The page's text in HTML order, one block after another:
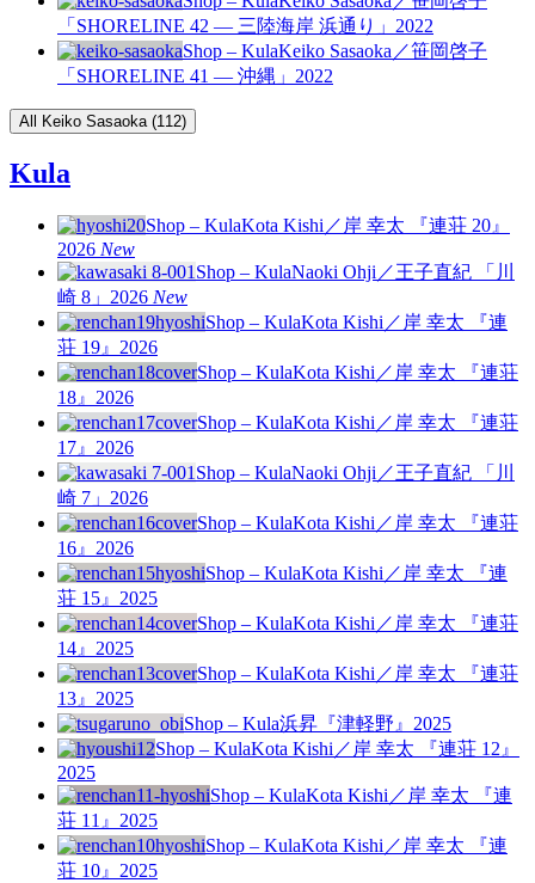
「SHORELINE 42 — 三陸海岸 浜通り」 2022
Shop – KulaKeiko Sasaoka／笹岡啓子
「SHORELINE 41 — 沖縄」 2022
All Keiko Sasaoka (112)
Kula
Shop – KulaKota Kishi／岸 幸太 『連荘 20』
2026 New
Shop – KulaNaoki Ohji／王子直紀 「川
崎 8」 2026 New
Shop – KulaKota Kishi／岸 幸太 『連
荘 19』 2026
Shop – KulaKota Kishi／岸 幸太 『連荘
18』 2026
Shop – KulaKota Kishi／岸 幸太 『連荘
17』 2026
Shop – KulaNaoki Ohji／王子直紀 「川
崎 7」 2026
Shop – KulaKota Kishi／岸 幸太 『連荘
16』 2026
Shop – KulaKota Kishi／岸 幸太 『連
荘 15』 2025
Shop – KulaKota Kishi／岸 幸太 『連荘
14』 2025
Shop – KulaKota Kishi／岸 幸太 『連荘
13』 2025
Shop – Kula浜昇『津軽野』 2025
Shop – KulaKota Kishi／岸 幸太 『連荘 12』
2025
Shop – KulaKota Kishi／岸 幸太 『連
荘 11』 2025
Shop – KulaKota Kishi／岸 幸太 『連
荘 10』 2025